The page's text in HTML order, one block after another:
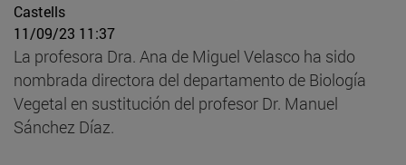
Castells
11/09/23 11:37
La profesora Dra. Ana de Miguel Velasco ha sido
nombrada directora del departamento de Biología
Vegetal en sustitución del profesor Dr. Manuel
Sánchez Díaz.